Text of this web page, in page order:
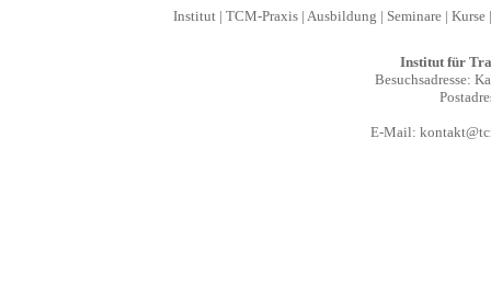
Institut| TCM-Praxis| Ausbildung | Seminare| Kurse
Institut für
Besuchsadresse:
E-Mail: